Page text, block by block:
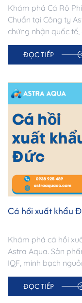
Khám phá Cá Rô
Chuẩn tại Công ty
chứng nhận quốc
doanh nghiệp nhập
ĐỌC TIẾP
Cá hồi xuất khẩu
Khám phá cá hồi
Astra Aqua. Sản
IQF, minh bạch
chuẩn thị trường
nhập khẩu thủy sản
ĐỌC TIẾP